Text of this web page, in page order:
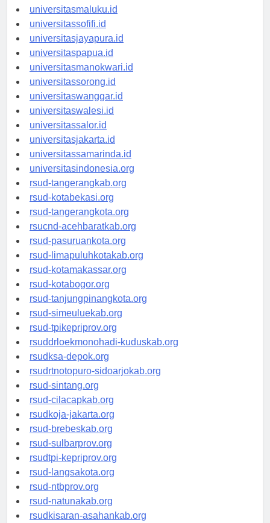
universitasambon.id
universitasmaluku.id
universitassofifi.id
universitasjayapura.id
universitaspapua.id
universitasmanokwari.id
universitassorong.id
universitaswanggar.id
universitaswalesi.id
universitassalor.id
universitasjakarta.id
universitassamarinda.id
universitasindonesia.org
rsud-tangerangkab.org
rsud-kotabekasi.org
rsud-tangerangkota.org
rsucnd-acehbaratkab.org
rsud-pasuruankota.org
rsud-limapuluhkotakab.org
rsud-kotamakassar.org
rsud-kotabogor.org
rsud-tanjungpinangkota.org
rsud-simeuluekab.org
rsud-tpikepriprov.org
rsuddrloekmonohadi-kuduskab.org
rsudksa-depok.org
rsudrtnotopuro-sidoarjokab.org
rsud-sintang.org
rsud-cilacapkab.org
rsudkoja-jakarta.org
rsud-brebeskab.org
rsud-sulbarprov.org
rsudtpi-kepriprov.org
rsud-langsakota.org
rsud-ntbprov.org
rsud-natunakab.org